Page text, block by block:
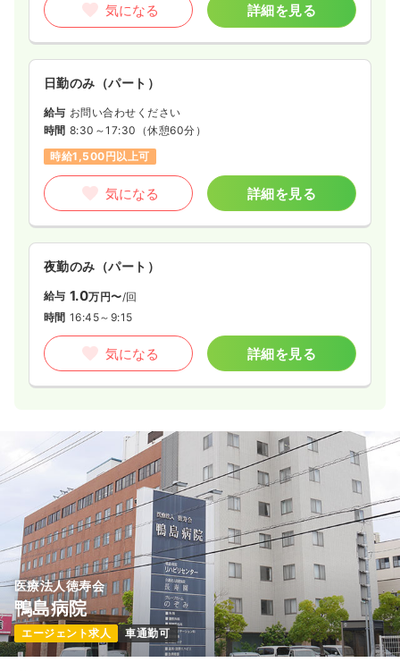
気になる 詳細を見る
日勤のみ（パート）
給与 お問い合わせください
時間 8:30～17:30 （休憩60分）
時給1,500円以上可
気になる 詳細を見る
夜勤のみ（パート）
給与 1.0万円〜/回
時間 16:45～9:15
気になる 詳細を見る
医療法人徳寿会
鴨島病院
エージェント求人 車通勤可